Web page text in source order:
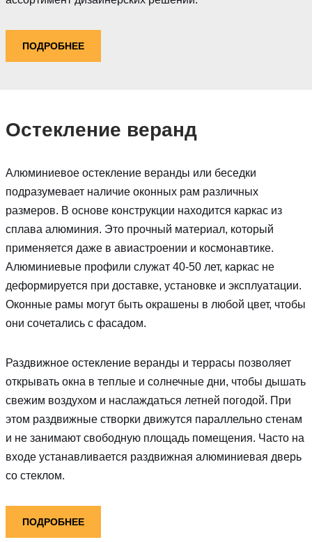
ПОДРОБНЕЕ
Остекление веранд
Алюминиевое остекление веранды или беседки
подразумевает наличие оконных рам различных
размеров. В основе конструкции находится каркас из
сплава алюминия. Это прочный материал, который
применяется даже в авиастроении и космонавтике.
Алюминиевые профили служат 40-50 лет, каркас не
деформируется при доставке, установке и эксплуатации.
Оконные рамы могут быть окрашены в любой цвет, чтобы
они сочетались с фасадом.
Раздвижное остекление веранды и террасы позволяет
открывать окна в теплые и солнечные дни, чтобы дышать
свежим воздухом и наслаждаться летней погодой. При
этом раздвижные створки движутся параллельно стенам
и не занимают свободную площадь помещения. Часто на
входе устанавливается раздвижная алюминиевая дверь
со стеклом.
ПОДРОБНЕЕ